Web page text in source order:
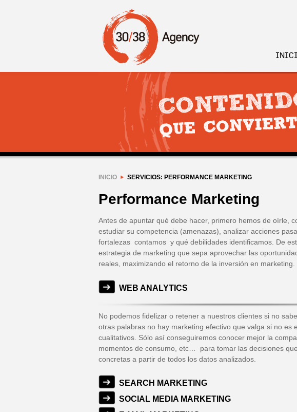
INICIO SERVICIOS: PERFORMANCE MARKETING
Performance Marketing
Antes de apuntar qué debe hacer, primero hemos de oírle,
estudiar su competencia (amenazas), analizar acciones
fortalezas contamos y qué debilidades identificamos. De
estrategia de marketing que sepa aprovechar las
reales, maximizando el retorno de la inversión en marketing.
WEB ANALYTICS
No podemos fidelizar o retener a nuestros clientes si no
otras palabras no hay marketing efectivo que valga si no es
cualitativos. Sólo así conseguiremos conocer mejor la
momentos de consumo, etc… para tomar las decisiones
concretas a partir de todos los datos analizados.
SEARCH MARKETING
SOCIAL MEDIA MARKETING